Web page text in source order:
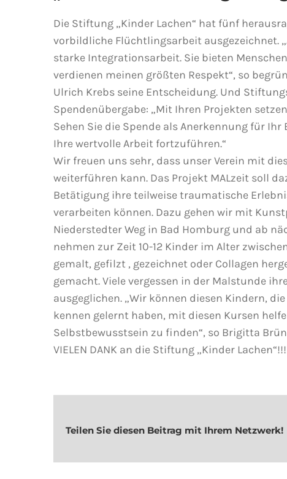
Die Stiftung „Kinder Lachen“ hat fünf
vorbildliche Flüchtlingsarbeit ausgezeichnet.
starke Integrationsarbeit. Sie bieten
verdienen meinen größten Respekt“, so
Ulrich Krebs seine Entscheidung. Und
Spendenübergabe: „Mit Ihren Projekten
Sehen Sie die Spende als Anerkennung für
Ihre wertvolle Arbeit fortzuführen.“
Wir freuen uns sehr, dass unser Verein mit
weiterführen kann. Das Projekt MALzeit soll
Betätigung ihre teilweise traumatische
verarbeiten können. Dazu gehen wir mit
Niederstedter Weg in Bad Homburg und ab
nehmen zur Zeit 10-12 Kinder im Alter
gemalt, gefilzt , gezeichnet oder Collagen
gemacht. Viele vergessen in der Malstunde
ausgeglichen. „Wir können diesen Kindern,
kennen gelernt haben, mit diesen Kursen
Selbstbewusstsein zu finden“, so Brigitta
VIELEN DANK an die Stiftung „Kinder
Teilen Sie diesen Beitrag mit Ihrem Netzwerk!